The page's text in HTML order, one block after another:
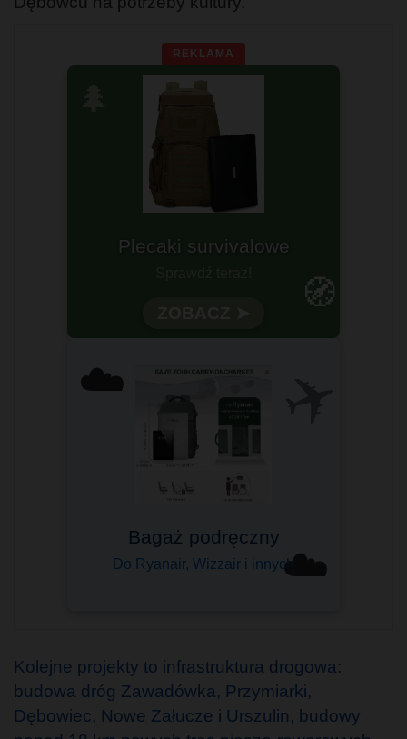
REKLAMA
🧭
Plecaki survivalowe
☁️
☁️
Bagaż podręczny
Do Ryanair, Wizzair i innych
Kolejne projekty to infrastruktura drogowa:
budowa dróg Zawadówka, Przymiarki,
Dębowiec, Nowe Załucze i Urszulin, budowy